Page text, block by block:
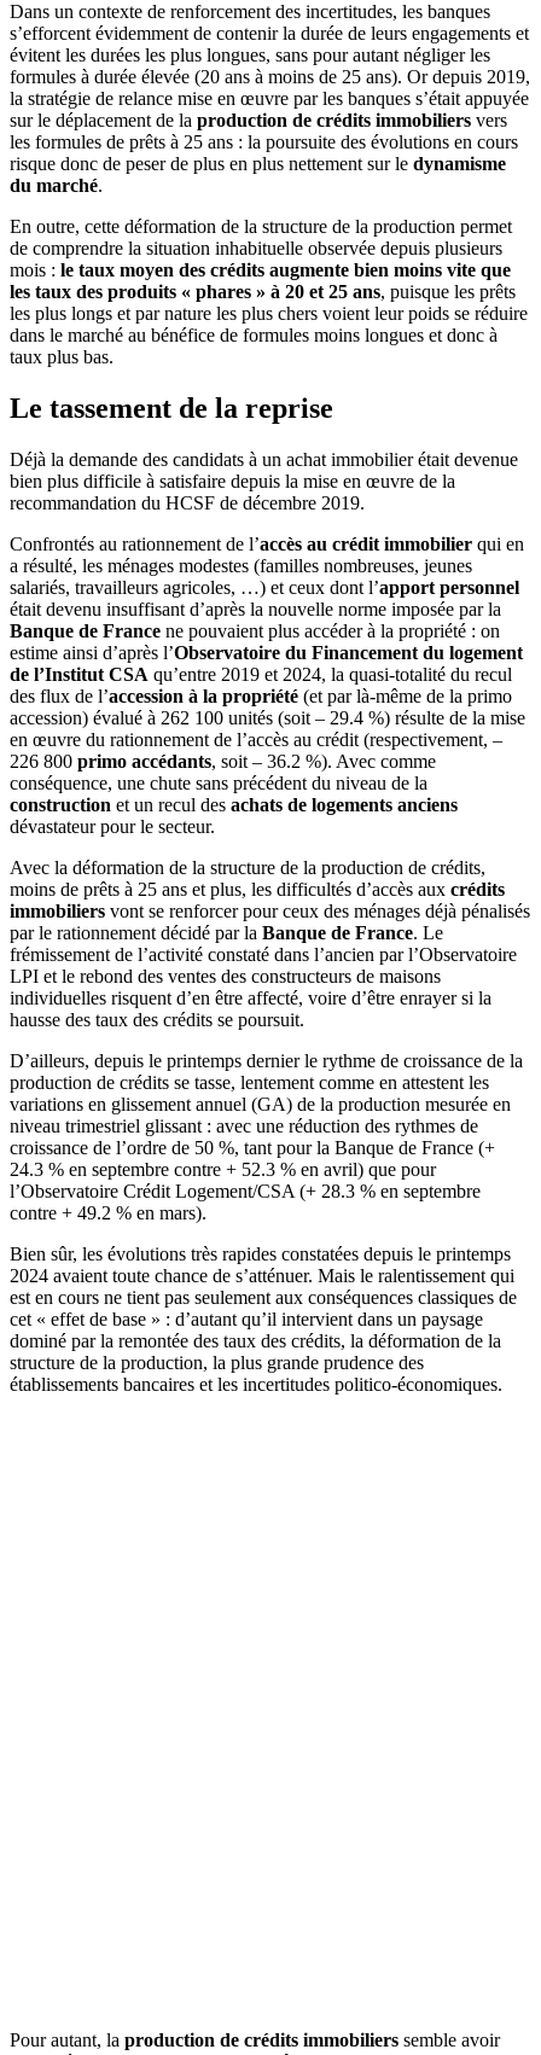
Dans un contexte de renforcement des incertitudes, les banques
s’efforcent évidemment de contenir la durée de leurs engagements et
évitent les durées les plus longues, sans pour autant négliger les
formules à durée élevée (20 ans à moins de 25 ans). Or depuis 2019,
la stratégie de relance mise en œuvre par les banques s’était appuyée
sur le déplacement de la production de crédits immobiliers vers
les formules de prêts à 25 ans : la poursuite des évolutions en cours
risque donc de peser de plus en plus nettement sur le dynamisme
du marché.
En outre, cette déformation de la structure de la production permet
de comprendre la situation inhabituelle observée depuis plusieurs
mois : le taux moyen des crédits augmente bien moins vite que
les taux des produits « phares » à 20 et 25 ans, puisque les prêts
les plus longs et par nature les plus chers voient leur poids se réduire
dans le marché au bénéfice de formules moins longues et donc à
taux plus bas.
Le tassement de la reprise
Déjà la demande des candidats à un achat immobilier était devenue
bien plus difficile à satisfaire depuis la mise en œuvre de la
recommandation du HCSF de décembre 2019.
Confrontés au rationnement de l’accès au crédit immobilier qui en
a résulté, les ménages modestes (familles nombreuses, jeunes
salariés, travailleurs agricoles, …) et ceux dont l’apport personnel
était devenu insuffisant d’après la nouvelle norme imposée par la
Banque de France ne pouvaient plus accéder à la propriété : on
estime ainsi d’après l’Observatoire du Financement du logement
de l’Institut CSA qu’entre 2019 et 2024, la quasi-totalité du recul
des flux de l’accession à la propriété (et par là-même de la primo
accession) évalué à 262 100 unités (soit – 29.4 %) résulte de la mise
en œuvre du rationnement de l’accès au crédit (respectivement, –
226 800 primo accédants, soit – 36.2 %). Avec comme
conséquence, une chute sans précédent du niveau de la
construction et un recul des achats de logements anciens
dévastateur pour le secteur.
Avec la déformation de la structure de la production de crédits,
moins de prêts à 25 ans et plus, les difficultés d’accès aux crédits
immobiliers vont se renforcer pour ceux des ménages déjà pénalisés
par le rationnement décidé par la Banque de France. Le
frémissement de l’activité constaté dans l’ancien par l’Observatoire
LPI et le rebond des ventes des constructeurs de maisons
individuelles risquent d’en être affecté, voire d’être enrayer si la
hausse des taux des crédits se poursuit.
D’ailleurs, depuis le printemps dernier le rythme de croissance de la
production de crédits se tasse, lentement comme en attestent les
variations en glissement annuel (GA) de la production mesurée en
niveau trimestriel glissant : avec une réduction des rythmes de
croissance de l’ordre de 50 %, tant pour la Banque de France (+
24.3 % en septembre contre + 52.3 % en avril) que pour
l’Observatoire Crédit Logement/CSA (+ 28.3 % en septembre
contre + 49.2 % en mars).
Bien sûr, les évolutions très rapides constatées depuis le printemps
2024 avaient toute chance de s’atténuer. Mais le ralentissement qui
est en cours ne tient pas seulement aux conséquences classiques de
cet « effet de base » : d’autant qu’il intervient dans un paysage
dominé par la remontée des taux des crédits, la déformation de la
structure de la production, la plus grande prudence des
établissements bancaires et les incertitudes politico-économiques.
Pour autant, la production de crédits immobiliers semble avoir